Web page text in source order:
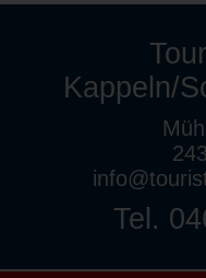
Kappeln/
Tel.